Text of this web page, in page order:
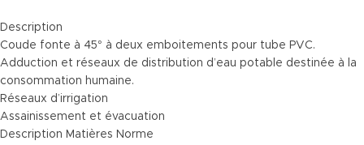
Description
Coude fonte à 45° à deux emboitements pour tube PVC.
Adduction et réseaux de distribution d’eau potable destinée à la
consommation humaine.
Réseaux d’irrigation
Assainissement et évacuation
Description Matières Norme